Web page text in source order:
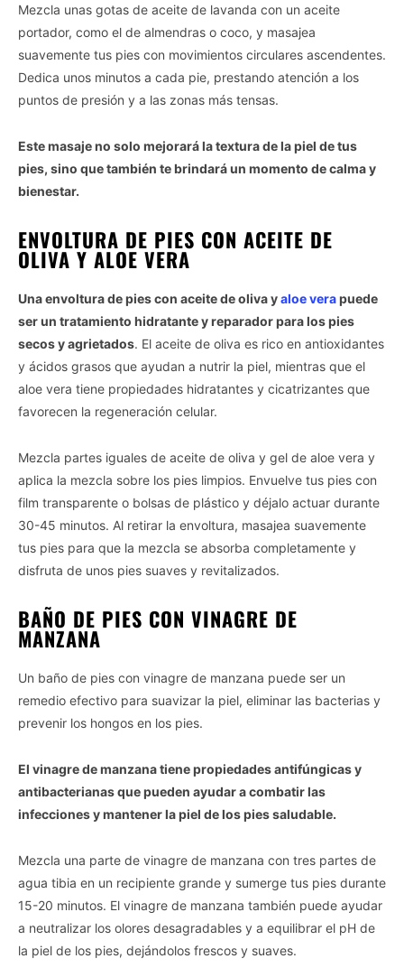
Vida.es - Do Not Process My Personal Information
targeted advertising by us, please use the below opt-out
section to confirm your selection. Please note that after your
opt-out request is processed you may continue seeing
your opt-out. You may separately opt-out of the further
disclosure of your personal information by third parties on the
IAB’s list of downstream participants. This information may
also be disclosed by us to third parties on theIAB’s List of
Downstream Participantsthat may further disclose it to other
Mezcla unas gotas de aceite de lavanda con un aceite
portador, como el de almendras o coco, y masajea
suavemente tus pies con movimientos circulares ascendentes.
Dedica unos minutos a cada pie, prestando atención a los
puntos de presión y a las zonas más tensas.
Este masaje no solo mejorará la textura de la piel de tus
pies, sino que también te brindará un momento de calma y
bienestar.
ENVOLTURA DE PIES CON ACEITE DE
OLIVA Y ALOE VERA
Una envoltura de pies con aceite de oliva yaloe verapuede
ser un tratamiento hidratante y reparador para los pies
secos y agrietados. El aceite de oliva es rico en antioxidantes
y ácidos grasos que ayudan a nutrir la piel, mientras que el
aloe vera tiene propiedades hidratantes y cicatrizantes que
favorecen la regeneración celular.
Mezcla partes iguales de aceite de oliva y gel de aloe vera y
aplica la mezcla sobre los pies limpios. Envuelve tus pies con
film transparente o bolsas de plástico y déjalo actuar durante
30-45 minutos. Al retirar la envoltura, masajea suavemente
tus pies para que la mezcla se absorba completamente y
disfruta de unos pies suaves y revitalizados.
BAÑO DE PIES CON VINAGRE DE
MANZANA
Un baño de pies con vinagre de manzana puede ser un
remedio efectivo para suavizar la piel, eliminar las bacterias y
prevenir los hongos en los pies.
El vinagre de manzana tiene propiedades antifúngicas y
antibacterianas que pueden ayudar a combatir las
infecciones y mantener la piel de los pies saludable.
Mezcla una parte de vinagre de manzana con tres partes de
agua tibia en un recipiente grande y sumerge tus pies durante
15-20 minutos. El vinagre de manzana también puede ayudar
a neutralizar los olores desagradables y a equilibrar el pH de
la piel de los pies, dejándolos frescos y suaves.